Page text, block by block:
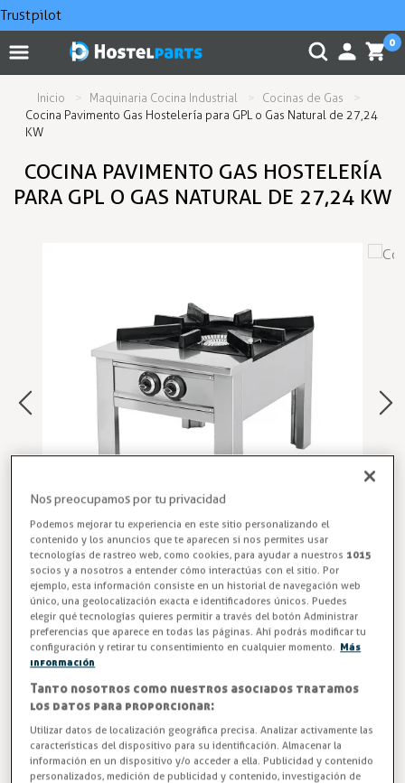
Trustpilot
0
Inicio Maquinaria Cocina Industrial
Cocinas de Gas
Cocina Pavimento Gas Hostelería para GPL o Gas Natural de 27,24
KW
COCINA PAVIMENTO GAS HOSTELERÍA
PARA GPL O GAS NATURAL DE 27,24 KW
Cocina Gas Pavimento
Cocina de pavimento a gas profesional 27,24 kW para
hostelería OCGCP6E, compatible con gas natural o GPL.
Potente, robusta y diseñada para cocinas industriales.
Equipa tu cocina profesional con la cocina de pavimento a
gas 27,24 kW. Potencia, durabilidad y eficiencia
garantizadas. ¡Cómprala hoy en Hostelparts y mejora el
rendimiento de tu cocina industrial!
Nos preocupamos por tu privacidad
Podemos mejorar tu experiencia en este sitio personalizando el
contenido y los anuncios que te aparecen si nos permites usar
tecnologías de rastreo web, como cookies, para ayudar a nuestros 1015
socios y a nosotros a entender cómo interactúas con el sitio. Por
ejemplo, esta información consiste en un historial de navegación web
único, una geolocalización exacta e identificadores únicos. Puedes
elegir qué tecnologías quieres permitir a través del botón Administrar
preferencias que aparece en todas las páginas. Ahí podrás modificar tu
configuración y retirar tu consentimiento en cualquier momento. Más
información
Tanto nosotros como nuestros asociados tratamos
los datos para proporcionar:
Utilizar datos de localización geográfica precisa. Analizar activamente las
características del dispositivo para su identificación. Almacenar la
información en un dispositivo y/o acceder a ella. Publicidad y contenido
personalizados, medición de publicidad y contenido, investigación de